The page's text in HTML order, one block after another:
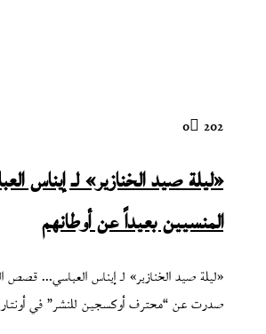
0 202
«ليلة صيد الخنازير» لـ
المنسيين بعيداً عن أوطانهم
«ليلة صيد الخنازير» لـ إيناس العباسي… قصص
صدرت عن “محترف أوكسجين للنشر” في